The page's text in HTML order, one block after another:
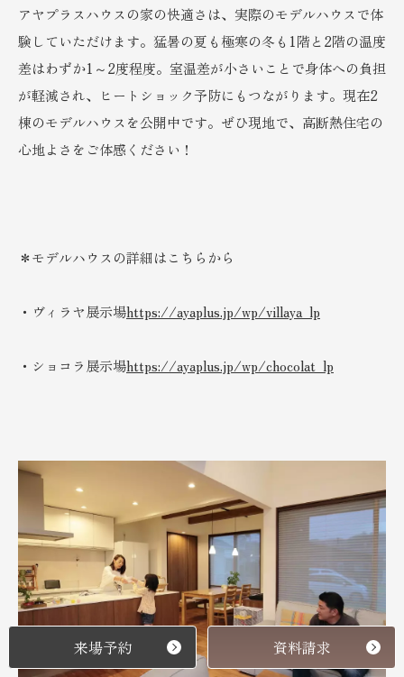
アヤプラスハウスの家の快適さは、実際のモデルハウスで体
験していただけます。猛暑の夏も極寒の冬も1階と2階の温度
差はわずか1～2度程度。室温差が小さいことで身体への負担
が軽減され、ヒートショック予防にもつながります。現在2
棟のモデルハウスを公開中です。ぜひ現地で、高断熱住宅の
心地よさをご体感ください！
＊モデルハウスの詳細はこちらから
・ヴィラヤ展示場https://ayaplus.jp/wp/villaya_lp
・ショコラ展示場https://ayaplus.jp/wp/chocolat_lp
来場予約 資料請求